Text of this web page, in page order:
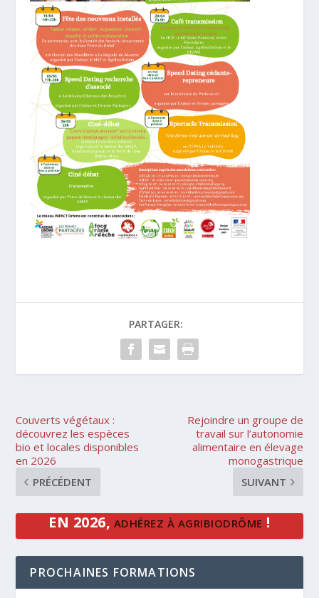
PARTAGER:
Couverts végétaux :
découvrez les espèces
bio et locales disponibles
en 2026
PRÉCÉDENT
Rejoindre un groupe de
travail sur l’autonomie
alimentaire en élevage
monogastrique
SUIVANT
EN 2026, ADHÉREZ À AGRIBIODRÔME !
PROCHAINES FORMATIONS